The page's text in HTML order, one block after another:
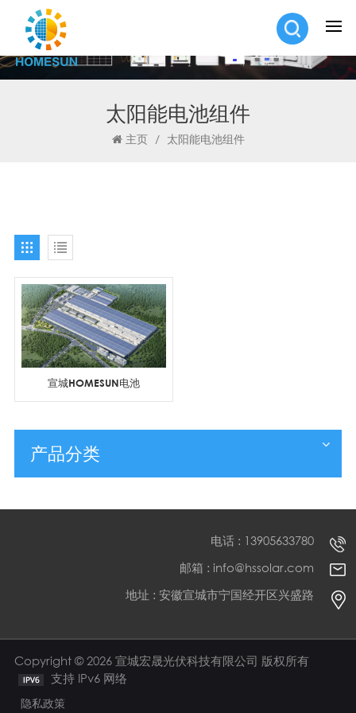
太阳能电池组件
主页 / 太阳能电池组件
宣城HOMESUN电池
产品分类
电话 : 13905633780
邮箱 : info@hssolar.com
地址 : 安徽宣城市宁国经开区兴盛路
Copyright © 2026 宣城宏晟光伏科技有限公司 版权所有
支持 IPv6 网络
隐私政策